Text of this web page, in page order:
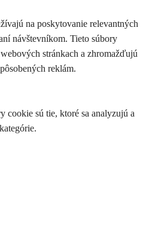
na poskytovanie relevantných
návštevníkom. Tieto súbory
stránkach a zhromažďujú
reklám.
cookie sú tie, ktoré sa analyzujú a